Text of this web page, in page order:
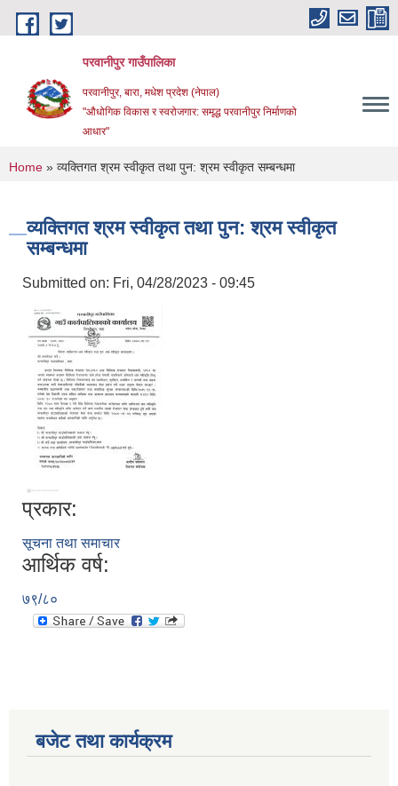
Skip to main content
परवानीपुर गाउँपालिका
परवानीपुर, बारा, मधेश प्रदेश (नेपाल)
"औधोगिक विकास र स्वरोजगार: समृद्ध परवानीपुर निर्माणको
आधार"
You are here
Home » व्यक्तिगत श्रम स्वीकृत तथा पुन: श्रम स्वीकृत सम्बन्धमा
व्यक्तिगत श्रम स्वीकृत तथा पुन: श्रम स्वीकृत
सम्बन्धमा
Submitted on: Fri, 04/28/2023 - 09:45
प्रकार:
सूचना तथा समाचार
आर्थिक वर्ष:
७९/८०
बजेट तथा कार्यक्रम